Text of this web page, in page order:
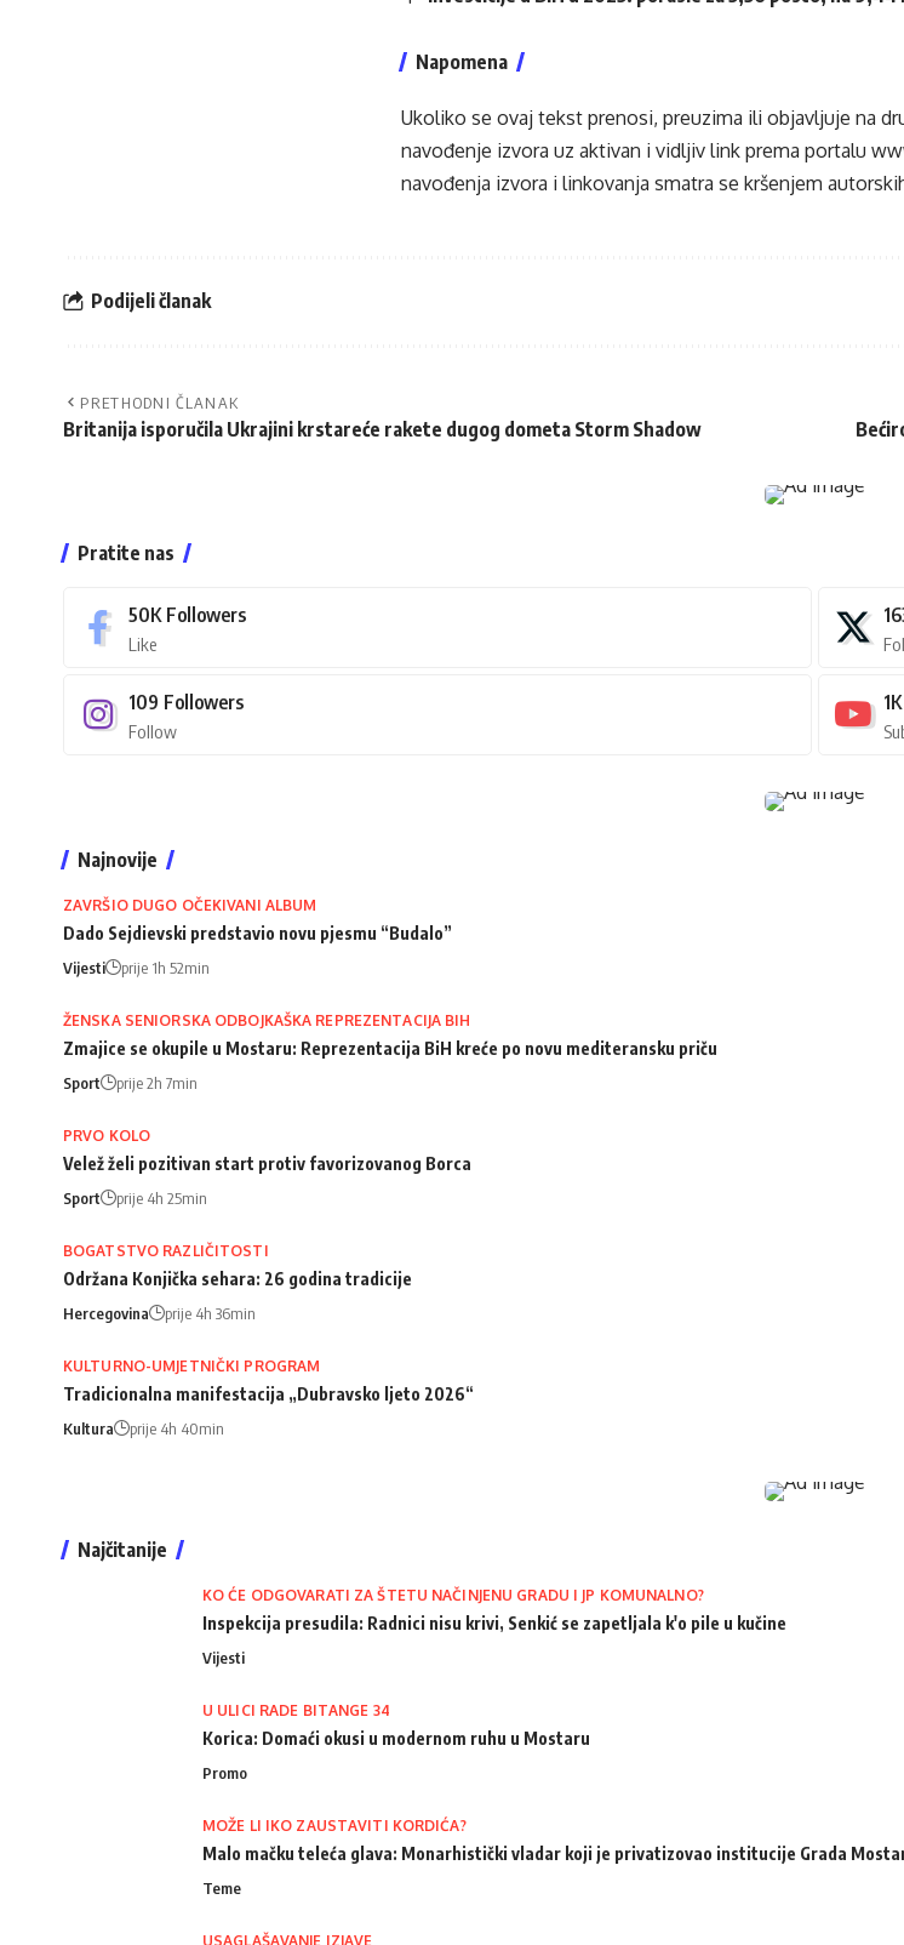
Napomena
Ukoliko se ovaj tekst prenosi, preuzima ili objavljuje na
navođenje izvora uz aktivan i vidljiv link prema portalu
navođenja izvora i linkovanja smatra se kršenjem
Podijeli članak
PRETHODNI ČLANAK
Britanija isporučila Ukrajini krstareće rakete dugog dometa Storm Shadow
Pratite nas
50K Followers
Like
109 Followers
Follow
1K
Najnovije
ZAVRŠIO DUGO OČEKIVANI ALBUM
Dado Sejdievski predstavio novu pjesmu “Budalo”
Vijesti prije 1h 52min
ŽENSKA SENIORSKA ODBOJKAŠKA REPREZENTACIJA BIH
Zmajice se okupile u Mostaru: Reprezentacija BiH kreće po novu mediteransku priču
Sport prije 2h 7min
PRVO KOLO
Velež želi pozitivan start protiv favorizovanog Borca
Sport prije 4h 25min
BOGATSTVO RAZLIČITOSTI
Održana Konjička sehara: 26 godina tradicije
Hercegovina prije 4h 36min
KULTURNO-UMJETNIČKI PROGRAM
Tradicionalna manifestacija „Dubravsko ljeto 2026“
Kultura prije 4h 40min
Najčitanije
KO ĆE ODGOVARATI ZA ŠTETU NAČINJENU GRADU I JP KOMUNALNO?
Inspekcija presudila: Radnici nisu krivi, Senkić se zapetljala k'o pile u kučine
Vijesti
U ULICI RADE BITANGE 34
Korica: Domaći okusi u modernom ruhu u Mostaru
Promo
MOŽE LI IKO ZAUSTAVITI KORDIĆA?
Malo mačku teleća glava: Monarhistički vladar koji je privatizovao institucije Grada
Teme
USAGLAŠAVANJE IZJAVE